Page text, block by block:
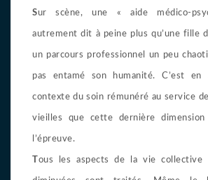
Sur scène, une « aide médico-
autrement dit à peine plus qu’une fille
un parcours professionnel un peu
pas entamé son humanité. C’est
contexte du soin rémunéré au service
vieilles que cette dernière
l’épreuve.
Tous les aspects de la vie collective